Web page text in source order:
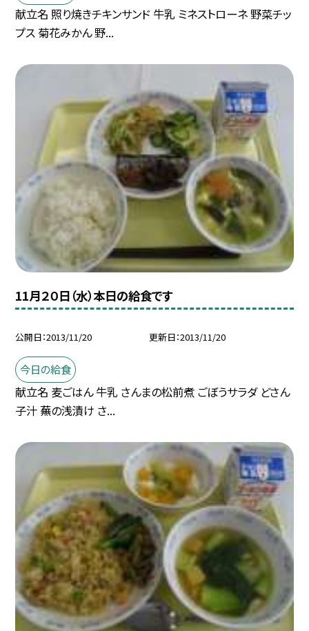
献立名 照り焼きチキンサンド 牛乳 ミネストローネ 野菜チッ
プス 菊花みかん 野...
11月２０日（水）本日の給食です
公開日 2013/11/20 更新日 2013/11/20
今日の給食
献立名 麦ごはん 牛乳 さんまの松前煮 ごぼうサラダ どさん
子汁 蕪の浅漬け さ...